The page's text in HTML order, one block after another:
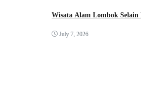
Wisata Alam Lombok
July 7, 2026